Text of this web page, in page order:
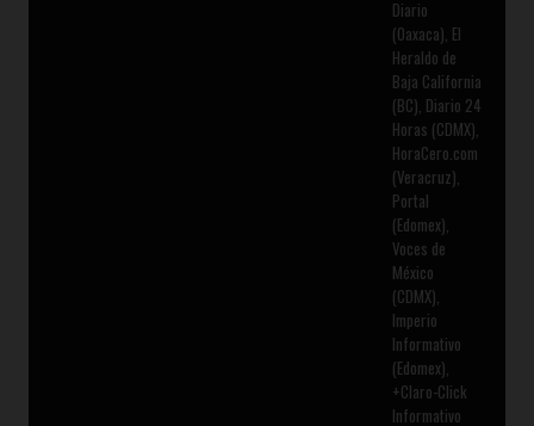
Diario
(Oaxaca), El
Heraldo de
Baja California
(BC), Diario 24
Horas (CDMX),
HoraCero.com
(Veracruz),
Portal
(Edomex),
Voces de
México
(CDMX),
Imperio
Informativo
(Edomex),
+Claro-Click
Informativo